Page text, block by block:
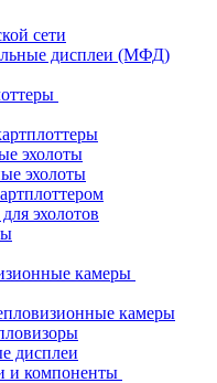
сети
дисплеи (МФД)
эхолоты
эхолоты
эхолотов
камеры
камеры
дисплеи
и компоненты